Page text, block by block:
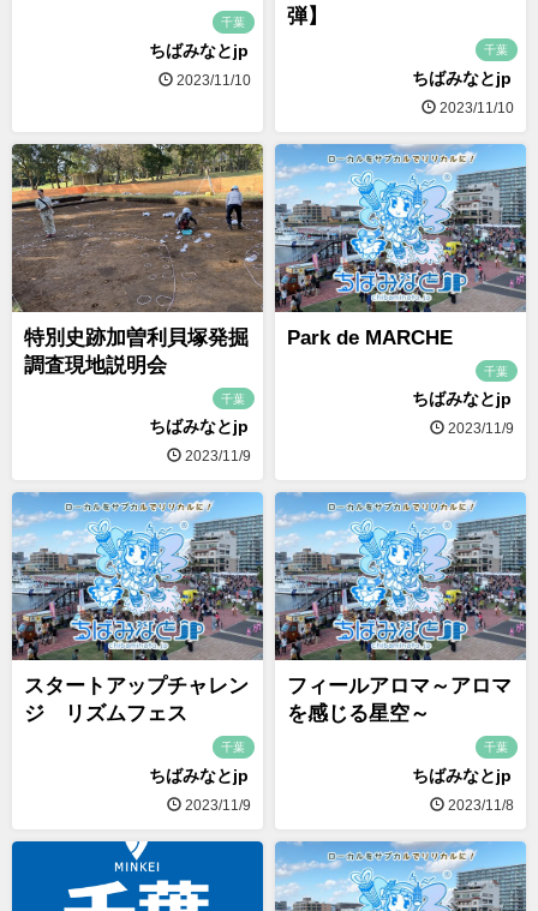
千葉
ちばみなとjp
2023/11/10
弾】
千葉
ちばみなとjp
2023/11/10
特別史跡加曽利貝塚発掘
調査現地説明会
千葉
ちばみなとjp
2023/11/9
Park de MARCHE
千葉
ちばみなとjp
2023/11/9
スタートアップチャレン
ジ リズムフェス
千葉
ちばみなとjp
2023/11/9
フィールアロマ～アロマ
を感じる星空～
千葉
ちばみなとjp
2023/11/8